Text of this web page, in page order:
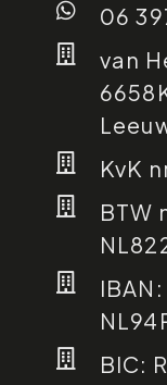
06
van
KvK
BTW
IBAN:
BIC: